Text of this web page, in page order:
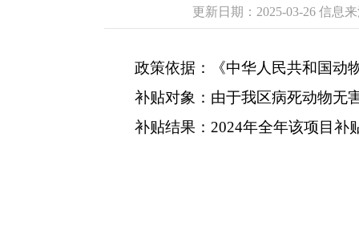
更新日期：2025-03-26 信息
政策依据：《中华人民共和国动物
补贴对象：由于我区病死动物无害
补贴结果：2024年全年该项目补